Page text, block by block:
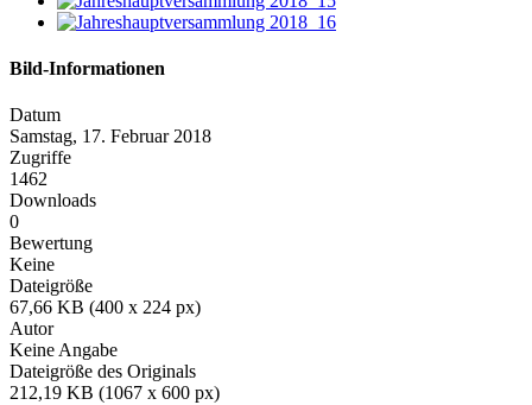
Bild-Informationen
Datum
Samstag, 17. Februar 2018
Zugriffe
1462
Downloads
0
Bewertung
Keine
Dateigröße
67,66 KB (400 x 224 px)
Autor
Keine Angabe
Dateigröße des Originals
212,19 KB (1067 x 600 px)